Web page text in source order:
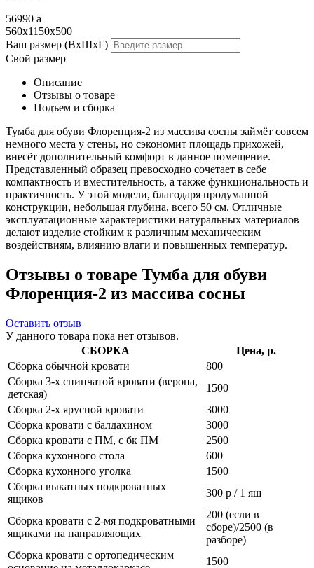
56990 a
560x1150x500
Ваш размер (ВхШхГ)
Свой размер
Описание
Отзывы о товаре
Подъем и сборка
Тумба для обуви Флоренция-2 из массива сосны займёт совсем
немного места у стены, но сэкономит площадь прихожей,
внесёт дополнительный комфорт в данное помещение.
Представленный образец превосходно сочетает в себе
компактность и вместительность, а также функциональность и
практичность. У этой модели, благодаря продуманной
конструкции, небольшая глубина, всего 50 см. Отличные
эксплуатационные характеристики натуральных материалов
делают изделие стойким к различным механическим
воздействиям, влиянию влаги и повышенных температур.
Отзывы о товаре Тумба для обуви
Флоренция-2 из массива сосны
Оставить отзыв
У данного товара пока нет отзывов.
СБОРКА
Цена, р.
Сборка обычной кровати
800
Сборка 3-х спинчатой кровати (верона,
детская)
1500
Сборка 2-х ярусной кровати
3000
Сборка кровати с балдахином
3000
Сборка кровати с ПМ, с бк ПМ
2500
Сборка кухонного стола
600
Сборка кухонного уголка
1500
Сборка выкатных подкроватных
ящиков
300 р / 1 ящ
Сборка кровати с 2-мя подкроватными
ящиками на направляющих
200 (если в
сборе)/2500 (в
разборе)
Сборка кровати с ортопедическим
1500